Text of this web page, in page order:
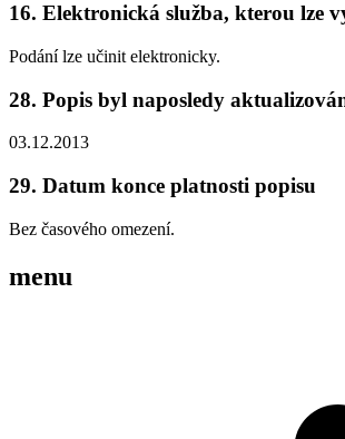
16. Elektronická služba, kterou lze
Podání lze učinit elektronicky.
28. Popis byl naposledy
03.12.2013
29. Datum konce platnosti popisu
Bez časového omezení.
menu